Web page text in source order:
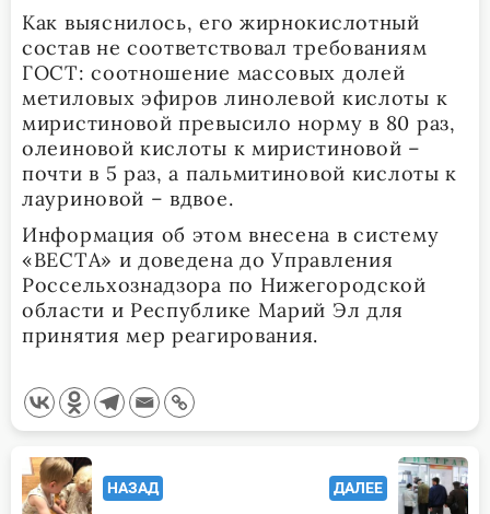
Как выяснилось, его жирнокислотный
состав не соответствовал требованиям
ГОСТ: соотношение массовых долей
метиловых эфиров линолевой кислоты к
миристиновой превысило норму в 80 раз,
олеиновой кислоты к миристиновой –
почти в 5 раз, а пальмитиновой кислоты к
лауриновой – вдвое.
Информация об этом внесена в систему
«ВЕСТА» и доведена до Управления
Россельхознадзора по Нижегородской
области и Республике Марий Эл для
принятия мер реагирования.
<span
class="nav-НАЗАД ДАЛЕЕ